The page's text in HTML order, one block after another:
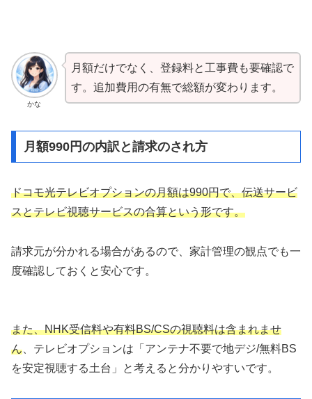
かな
月額だけでなく、登録料と工事費も要確認で
す。追加費用の有無で総額が変わります。
月額990円の内訳と請求のされ方
ドコモ光テレビオプションの月額は990円で、伝送サービ
スとテレビ視聴サービスの合算という形です。
請求元が分かれる場合があるので、家計管理の観点でも一
度確認しておくと安心です。
また、NHK受信料や有料BS/CSの視聴料は含まれませ
ん 、テレビオプションは「アンテナ不要で地デジ/無料BS
を安定視聴する土台」と考えると分かりやすいです。